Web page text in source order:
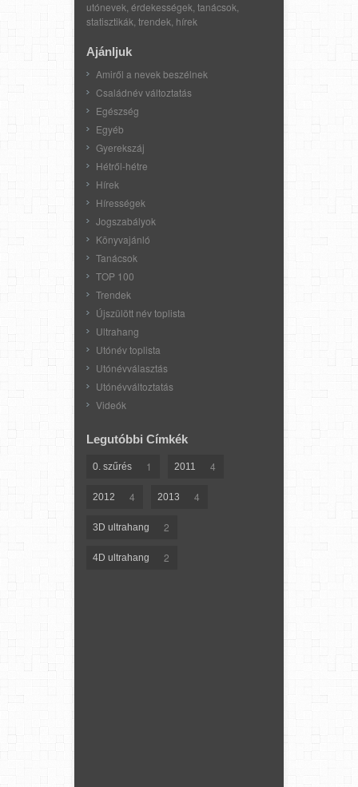
utónevek, érdekességek, tanácsok,
statisztikák, trendek, hírek
Ajánljuk
Amiről a nevek beszélnek
Családnév változtatás
Egészség
Egyéb
Gyerekszáj
Hétről-hétre
Hírek
Hírességek
Jogszabályok
Könyvajánló
Tanácsok
TOP 100
Trendek
Újszülött név toplista
Ultrahang
Utónév toplista
Utónévválasztás
Utónévváltoztatás
Videók
Legutóbbi Címkék
0. szűrés 1 2011 4
2012 4 2013 4
3D ultrahang 2
4D ultrahang 2